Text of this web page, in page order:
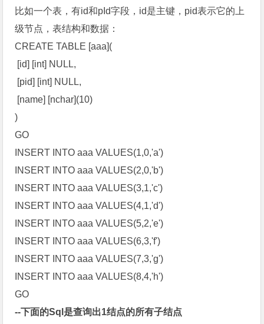
比如一个表，有id和pId字段，id是主键，pid表示它的上
级节点，表结构和数据：
CREATE TABLE [aaa](
[id] [int] NULL,
[pid] [int] NULL,
[name] [nchar](10)
)
GO
INSERT INTO aaa VALUES(1,0,'a')
INSERT INTO aaa VALUES(2,0,'b')
INSERT INTO aaa VALUES(3,1,'c')
INSERT INTO aaa VALUES(4,1,'d')
INSERT INTO aaa VALUES(5,2,'e')
INSERT INTO aaa VALUES(6,3,'f')
INSERT INTO aaa VALUES(7,3,'g')
INSERT INTO aaa VALUES(8,4,'h')
GO
--下面的Sql是查询出1结点的所有子结点